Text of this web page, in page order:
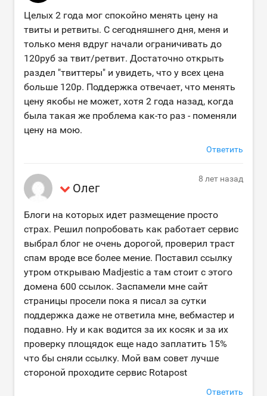
Целых 2 года мог спокойно менять цену на
твиты и ретвиты. С сегодняшнего дня, меня и
только меня вдруг начали ограничивать до
120руб за твит/ретвит. Достаточно открыть
раздел "твиттеры" и увидеть, что у всех цена
больше 120р. Поддержка отвечает, что менять
цену якобы не может, хотя 2 года назад, когда
была такая же проблема как-то раз - поменяли
цену на мою.
Ответить
Олег
8 лет назад
Блоги на которых идет размещение просто
страх. Решил попробовать как работает сервис
выбрал блог не очень дорогой, проверил траст
спам вроде все более мение. Поставил ссылку
утром открываю Madjestic а там стоит с этого
домена 600 сcылок. Заспамели мне сайт
страницы просели пока я писал за сутки
поддержка даже не ответила мне, вебмастер и
подавно. Ну и как водится за их косяк и за их
проверку площядок еще надо заплатить 15%
что бы сняли ссылку. Мой вам совет лучше
стороной проходите сервис Rotapost
Ответить